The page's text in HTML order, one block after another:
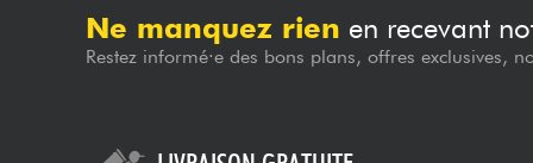
Ne manquez rien en recevant
Restez informé·e des bons plans, offres exclusives,